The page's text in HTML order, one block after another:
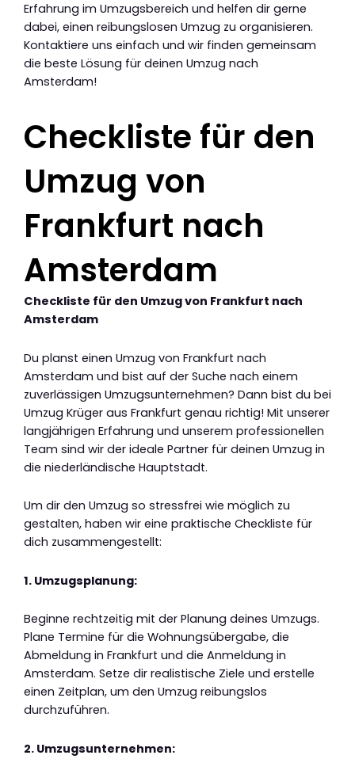
Erfahrung im Umzugsbereich und helfen dir gerne
dabei, einen reibungslosen Umzug zu organisieren.
Kontaktiere uns einfach und wir finden gemeinsam
die beste Lösung für deinen Umzug nach
Amsterdam!
Checkliste für den
Umzug von
Frankfurt nach
Amsterdam
Checkliste für den Umzug von Frankfurt nach
Amsterdam
Du planst einen Umzug von Frankfurt nach
Amsterdam und bist auf der Suche nach einem
zuverlässigen Umzugsunternehmen? Dann bist du bei
Umzug Krüger aus Frankfurt genau richtig! Mit unserer
langjährigen Erfahrung und unserem professionellen
Team sind wir der ideale Partner für deinen Umzug in
die niederländische Hauptstadt.
Um dir den Umzug so stressfrei wie möglich zu
gestalten, haben wir eine praktische Checkliste für
dich zusammengestellt:
1. Umzugsplanung:
Beginne rechtzeitig mit der Planung deines Umzugs.
Plane Termine für die Wohnungsübergabe, die
Abmeldung in Frankfurt und die Anmeldung in
Amsterdam. Setze dir realistische Ziele und erstelle
einen Zeitplan, um den Umzug reibungslos
durchzuführen.
2. Umzugsunternehmen: